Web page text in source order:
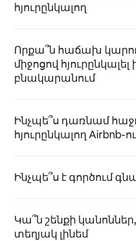
հյուրընկալող
Որքա՞ն հաճախ
միջոցով հյուրընկալել
բնակարանում
Ինչպե՞ս դառնամ
հյուրընկալող Airbnb-
Ինչպե՞ս է գործում
Կա՞ն շենքի
տեղյակ լինեմ